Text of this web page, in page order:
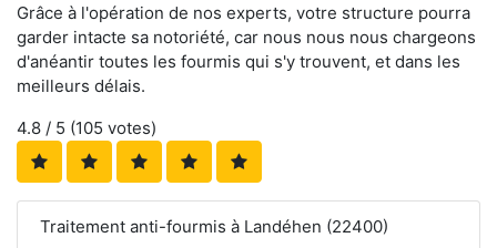
Grâce à l'opération de nos experts, votre structure pourra
garder intacte sa notoriété, car nous nous nous chargeons
d'anéantir toutes les fourmis qui s'y trouvent, et dans les
meilleurs délais.
4.8 / 5 (105 votes)
Traitement anti-fourmis à Landéhen (22400)